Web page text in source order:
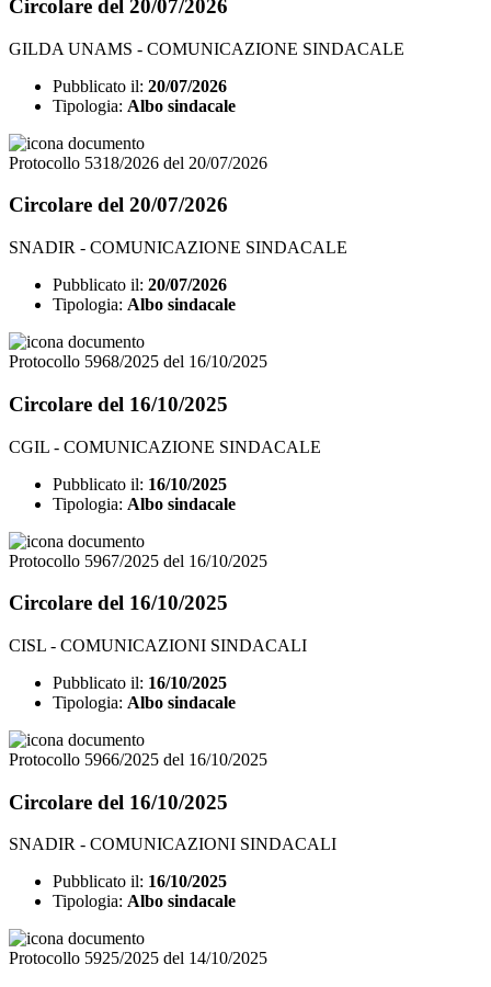
Circolare del 20/07/2026
GILDA UNAMS - COMUNICAZIONE SINDACALE
Pubblicato il: 20/07/2026
Tipologia: Albo sindacale
Protocollo 5318/2026 del 20/07/2026
Circolare del 20/07/2026
SNADIR - COMUNICAZIONE SINDACALE
Pubblicato il: 20/07/2026
Tipologia: Albo sindacale
Protocollo 5968/2025 del 16/10/2025
Circolare del 16/10/2025
CGIL - COMUNICAZIONE SINDACALE
Pubblicato il: 16/10/2025
Tipologia: Albo sindacale
Protocollo 5967/2025 del 16/10/2025
Circolare del 16/10/2025
CISL - COMUNICAZIONI SINDACALI
Pubblicato il: 16/10/2025
Tipologia: Albo sindacale
Protocollo 5966/2025 del 16/10/2025
Circolare del 16/10/2025
SNADIR - COMUNICAZIONI SINDACALI
Pubblicato il: 16/10/2025
Tipologia: Albo sindacale
Protocollo 5925/2025 del 14/10/2025